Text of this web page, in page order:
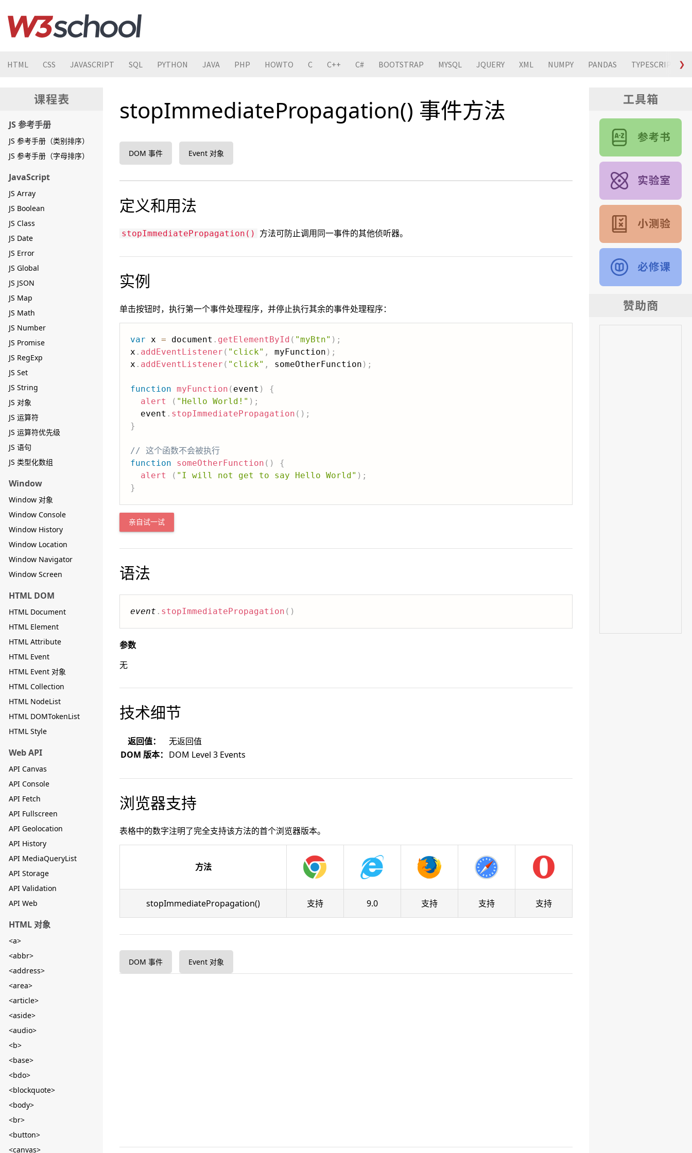
HTML CSS JAVASCRIPT SQL PYTHON JAVA PHP HOWTO C C++ C# BOOTSTRAP MYSQL JQUERY XML NUMPY PANDAS TYPESCRIPT ❯
JS 参考手册
JS 参考手册（类别排序）
JS 参考手册（字母排序）
JavaScript
JS Array
JS Boolean
JS Class
JS Date
JS Error
JS Global
JS JSON
JS Map
JS Math
JS Number
JS Promise
JS RegExp
JS Set
JS String
JS 对象
JS 运算符
JS 运算符优先级
JS 语句
JS 类型化数组
Window
Window 对象
Window Console
Window History
Window Location
Window Navigator
Window Screen
HTML DOM
HTML Document
HTML Element
HTML Attribute
HTML Event
HTML Event 对象
HTML Collection
HTML NodeList
HTML DOMTokenList
HTML Style
Web API
API Canvas
API Console
API Fetch
API Fullscreen
API Geolocation
API History
API MediaQueryList
API Storage
API Validation
API Web
HTML 对象
<a>
<abbr>
<address>
<area>
<article>
<aside>
<audio>
<b>
<base>
<bdo>
<blockquote>
<body>
<br>
<button>
<canvas>
stopImmediatePropagation() 事件方法
DOM 事件 Event 对象
定义和用法
stopImmediatePropagation() 方法可防止调用同一事件的其他侦听器。
实例
单击按钮时，执行第一个事件处理程序，并停止执行其余的事件处理程序：
var x = document . getElementById ( "myBtn" ) ;
x . addEventListener ( "click" , myFunction ) ;
x . addEventListener ( "click" , someOtherFunction ) ;
function myFunction ( event )
{
alert
( "Hello World!" ) ;
  event
. stopImmediatePropagation ( ) ;
}
// 这个函数不会被执行
function
someOtherFunction ( )
{
alert
( "I will not get to say Hello World" ) ;
}
亲自试一试
语法
event . stopImmediatePropagation ( )
参数
无
技术细节
返回值：
无返回值
DOM 版本： DOM Level 3 Events
浏览器支持
表格中的数字注明了完全支持该方法的首个浏览器版本。
方法
stopImmediatePropagation() 支持 9.0 支持 支持 支持
DOM 事件 Event 对象